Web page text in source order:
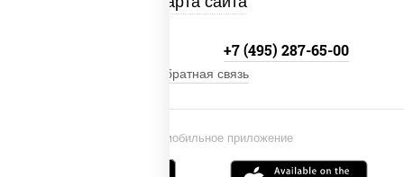
Установи мобильное приложение
+7 (495) 287-65-00
Обратная связь